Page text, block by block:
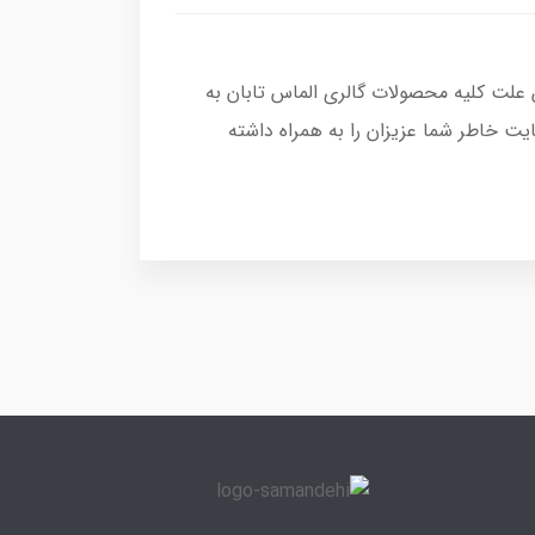
کلیه محصولات گالری الماس تابان به
خاطر شما عزیزان را به همراه داشته